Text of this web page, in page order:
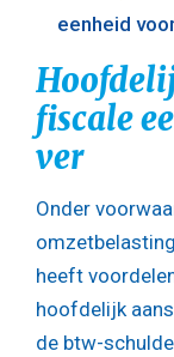
eenheid
fiscale
ver
Onder
heeft
hoofdelijk
de btw-